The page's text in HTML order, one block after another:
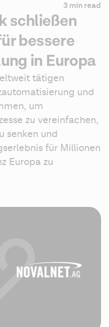
3 min read
schließen
bessere
in Europa
tätigen
und
um
zu vereinfachen,
senken und
für Millionen
Europa zu